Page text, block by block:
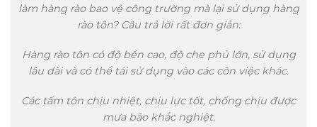
làm hàng rào bao vệ công trường mà lại sử dụng hàng
rào tôn? Câu trả lời rất đơn giản:
Hàng rào tôn có độ bền cao, độ che phủ lớn, sử dụng
lâu dài và có thể tái sử dụng vào các côn việc khác.
Các tấm tôn chịu nhiệt, chịu lực tốt, chống chịu được
mưa bão khắc nghiệt.